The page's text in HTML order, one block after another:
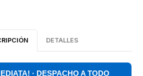
DETALLES
· DESPACHO A TODO